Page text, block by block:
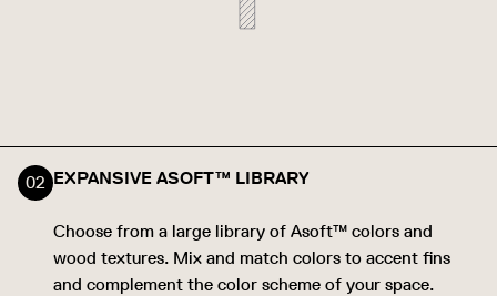
EXPANSIVE ASOFT™ LIBRARY
Choose from a large library of Asoft™ colors and
wood textures. Mix and match colors to accent fins
and complement the color scheme of your space.